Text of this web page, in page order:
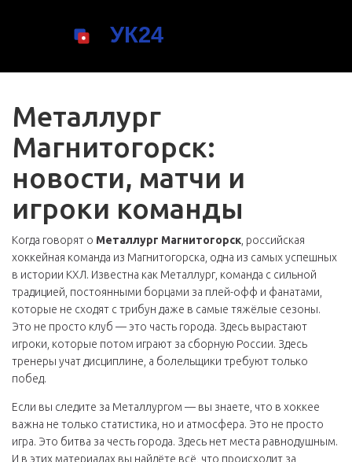
Металлург
Магнитогорск:
новости, матчи и
игроки команды
Когда говорят о Металлург Магнитогорск российская
хоккейная команда из Магнитогорска, одна из самых успешных
в истории КХЛ. Известна как Металлург, команда с сильной
традицией, постоянными борцами за плей-офф и фанатами,
которые не сходят с трибун даже в самые тяжёлые сезоны.
Это не просто клуб — это часть города. Здесь вырастают
игроки, которые потом играют за сборную России. Здесь
тренеры учат дисциплине, а болельщики требуют только
побед.
Если вы следите за Металлургом — вы знаете, что в хоккее
важна не только статистика, но и атмосфера. Это не просто
игра. Это битва за честь города. Здесь нет места равнодушным.
И в этих материалах вы найдёте всё, что происходит за